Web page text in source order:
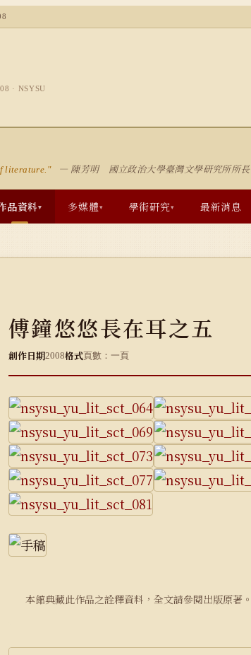
· NSYSU
literature." — 陳芳明 國立政治大學臺灣文學研究所所長
品資料▾ 多媒體▾ 學術研究▾ 最新消息
傅鐘悠悠長在耳之五
創作日期2008格式頁數：一頁
本館典藏此作品之詮釋資料，全文請參閱出版原著。